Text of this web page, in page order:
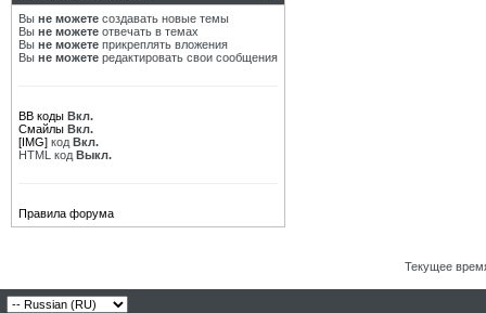
Вы не можете создавать новые темы
Вы не можете отвечать в темах
Вы не можете прикреплять вложения
Вы не можете редактировать свои сообщения
BB коды Вкл.
Смайлы Вкл.
[IMG] код Вкл.
HTML код Выкл.
Правила форума
Текущее